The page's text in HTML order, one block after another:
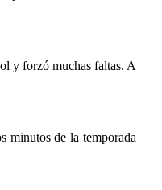
y forzó muchas faltas. A
minutos de la temporada